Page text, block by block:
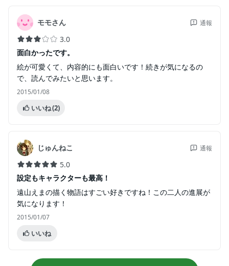
モモさん 通報
3.0
面白かったです。
絵が可愛くて、内容的にも面白いです！続きが気になるの
で、読んでみたいと思います。
2015/01/08
いいね(2)
じゅんねこ 通報
5.0
設定もキャラクターも最高！
遠山えまの描く物語はすごい好きですね！この二人の進展が
気になります！
2015/01/07
いいね